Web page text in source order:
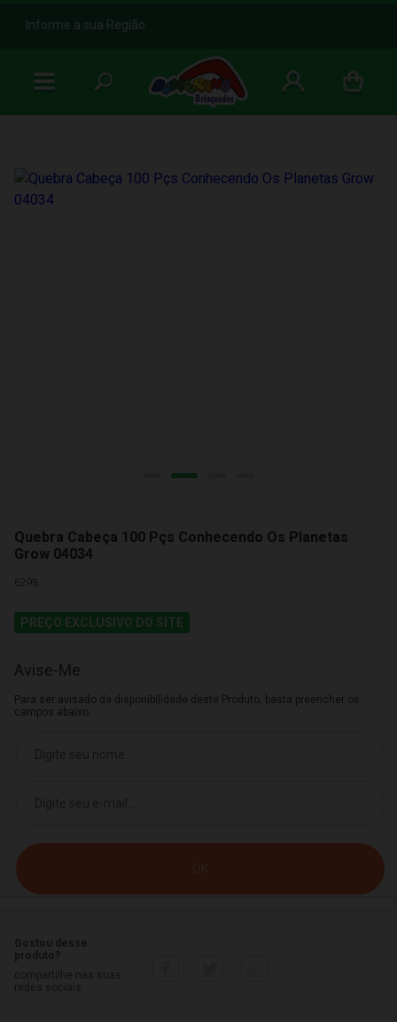
b
Informe a sua Região
Quebra Cabeça 100 Pçs Conhecendo Os Planetas
Grow 04034
6298
PREÇO EXCLUSIVO DO SITE
Avise-Me
Para ser avisado da disponibilidade deste Produto, basta preencher os
campos abaixo.